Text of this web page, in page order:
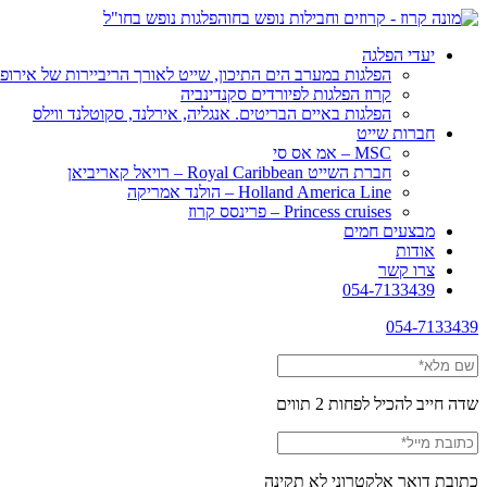
הפלגות נופש בחו"ל
יעדי הפלגה
הפלגות במערב הים התיכון, שייט לאורך הריביירות של
קרוז הפלגות לפיורדים סקנדינביה
הפלגות באיים הבריטים. אנגליה, אירלנד, סקוטלנד ווילס
חברות שייט
MSC – אמ אס סי
חברת השייט Royal Caribbean – רויאל קאריביאן
Holland America Line – הולנד אמריקה
Princess cruises – פרינסס קרוז
מבצעים חמים
אודות
צרו קשר
054-7133439
054-7133439
שדה חייב להכיל לפחות 2 תווים
כתובת דואר אלקטרוני לא תקינה